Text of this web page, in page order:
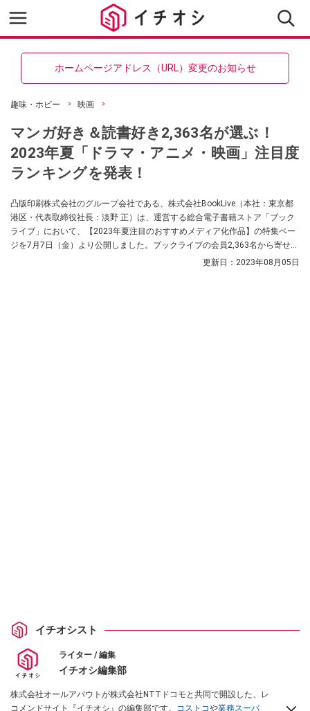
ホームページアドレス（URL）変更のお知らせ
趣味・ホビー 映画
マンガ好き＆読書好き2,363名が選ぶ！
2023年夏「ドラマ・アニメ・映画」注目度
ランキングを発表！
凸版印刷株式会社のグループ会社である、株式会社BookLive（本社：東京都
港区・代表取締役社長：淡野 正）は、運営する総合電子書籍ストア「ブック
ライブ」において、【2023年夏注目のおすすめメディア化作品】の特集ペー
ジを7月7日（金）より公開しました。ブックライブの会員2,363名から寄せら
れた＜2023年夏のメディア化作品注目度＞アンケートの結果を、ユーザーコ
更新日： 2023年08月05日
イチオシスト
ライター / 編集
イチオシ編集部
株式会社オールアバウトが株式会社NTTドコモと共同で開設した、レ
コメンドサイト『イチオシ』の編集部です。 コストコや業務スーパ